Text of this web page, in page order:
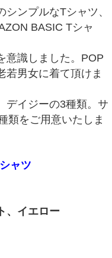
ンプルなTシャツ、
BASIC Tシャ
意識しました。POP
若男女に着て頂けま
デイジーの3種類。サ
類をご用意いたしま
ャツ
、イエロー